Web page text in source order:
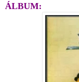
ÁLBUM: